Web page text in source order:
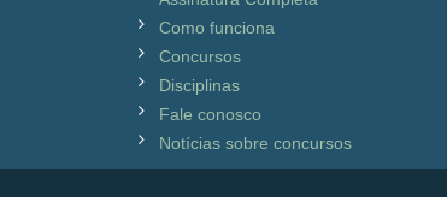
Como funciona
Concursos
Disciplinas
Fale conosco
Notícias sobre concursos